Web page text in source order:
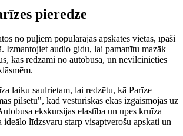
pieredze
no pūļiem populārajās apskates vietās, īpaši
Izmantojiet audio gidu, lai pamanītu mazāk
kas redzami no autobusa, un nevilcinieties
laiku saulrietam, lai redzētu, kā Parīze
pilsētu", kad vēsturiskās ēkas izgaismojas uz
ekskursijas elastība un upes kruīza
ideālo līdzsvaru starp visaptverošu apskati un